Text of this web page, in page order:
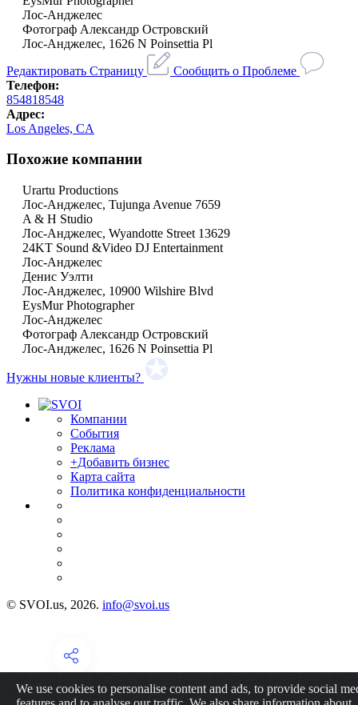
Лос-Анджелес
Фотограф Александр Островский
Лос-Анджелес, 1626 N Poinsettia Pl
Редактировать Страницу
Сообщить о Проблеме
Телефон:
854818548
Адрес:
Los Angeles, CA
Похожие компании
Urartu Productions
Лос-Анджелес, Tujunga Avenue 7659
A & H Studio
Лос-Анджелес, Wyandotte Street 13629
24KT Sound &Video DJ Entertainment
Лос-Анджелес
Денис Уэлти
Лос-Анджелес, 10900 Wilshire Blvd
EysMur Photographer
Лос-Анджелес
Фотограф Александр Островский
Лос-Анджелес, 1626 N Poinsettia Pl
Нужны новые клиенты?
Компании
События
Реклама
+Добавить бизнес
Карта сайта
Политика конфиденциальности
© SVOI.us, 2026. info@svoi.us
We use cookies to personalise content and ads, to provide social